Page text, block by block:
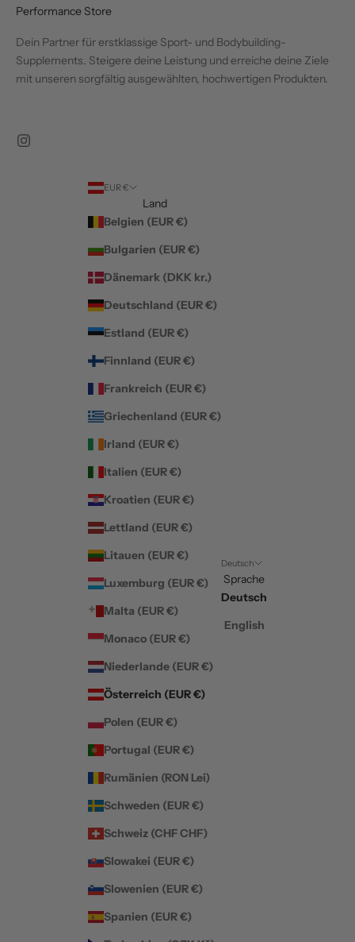
Performance Store
Dein Partner für erstklassige Sport- und Bodybuilding-
Supplements. Steigere deine Leistung und erreiche deine Ziele
mit unseren sorgfältig ausgewählten, hochwertigen Produkten.
EUR €
Land
Belgien (EUR €)
Bulgarien (EUR €)
Dänemark (DKK kr.)
Deutschland (EUR €)
Estland (EUR €)
Finnland (EUR €)
Frankreich (EUR €)
Griechenland (EUR €)
Irland (EUR €)
Italien (EUR €)
Kroatien (EUR €)
Lettland (EUR €)
Litauen (EUR €)
Luxemburg (EUR €)
Malta (EUR €)
Monaco (EUR €)
Niederlande (EUR €)
Österreich (EUR €)
Polen (EUR €)
Portugal (EUR €)
Rumänien (RON Lei)
Schweden (EUR €)
Schweiz (CHF CHF)
Slowakei (EUR €)
Slowenien (EUR €)
Spanien (EUR €)
Deutsch
Sprache
Deutsch
English